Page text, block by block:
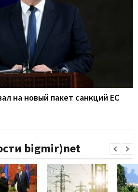
на новый пакет санкций ЕС
bigmir)net